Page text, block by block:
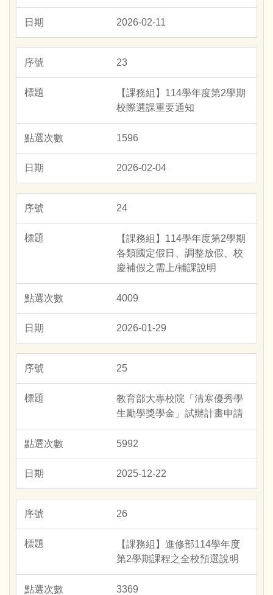
2026-02-11
23
【課務組】114學年度第2學期
校際選課重要通知
1596
2026-02-04
24
【課務組】114學年度第2學期
各類國定假日、調整放假、校
慶補假之需上/補課說明
4009
2026-01-29
25
教育部大專校院「清寒優秀學
生勵學獎學金」試辦計畫申請
5992
2025-12-22
26
【課務組】進修部114學年度
第2學期課程之全校預選說明
3369